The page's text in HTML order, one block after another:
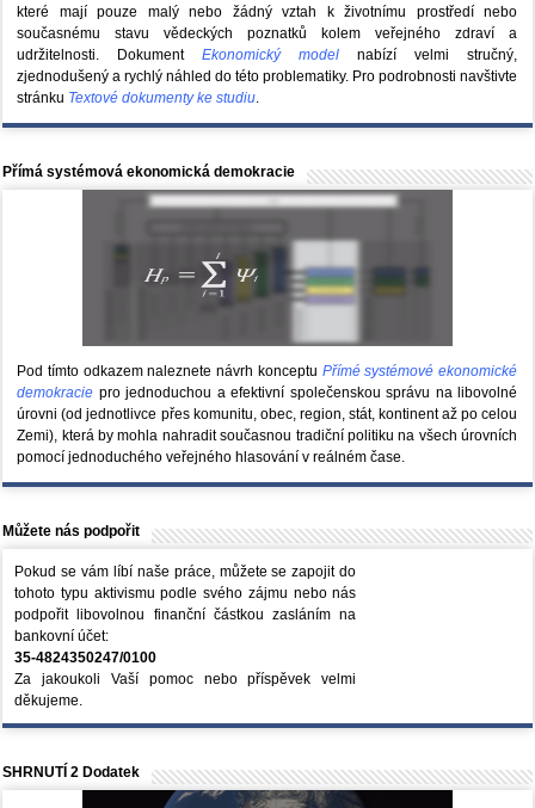
které mají pouze malý nebo žádný vztah k životnímu prostředí nebo
současnému stavu vědeckých poznatků kolem veřejného zdraví a
udržitelnosti. DokumentEkonomický model nabízí velmi stručný,
zjednodušený a rychlý náhled do této problematiky. Pro podrobnosti navštivte
stránku Textové dokumenty ke studiu
Přímá systémová ekonomická demokracie
Pod tímto odkazem naleznete návrh konceptu Přímé systémové ekonomické
demokracie pro jednoduchou a efektivní společenskou správu na libovolné
úrovni (od jednotlivce přes komunitu, obec, region, stát, kontinent až po celou
Zemi), která by mohla nahradit současnou tradiční politiku na všech úrovních
pomocí jednoduchého veřejného hlasování v reálném čase.
Můžete nás podpořit
Pokud se vám líbí naše práce, můžete se zapojit do
tohoto typu aktivismu podle svého zájmu nebo nás
podpořit libovolnou finanční částkou zasláním na
bankovní účet:
35-4824350247/0100
Za jakoukoli Vaší pomoc nebo příspěvek velmi
děkujeme.
SHRNUTÍ 2 Dodatek